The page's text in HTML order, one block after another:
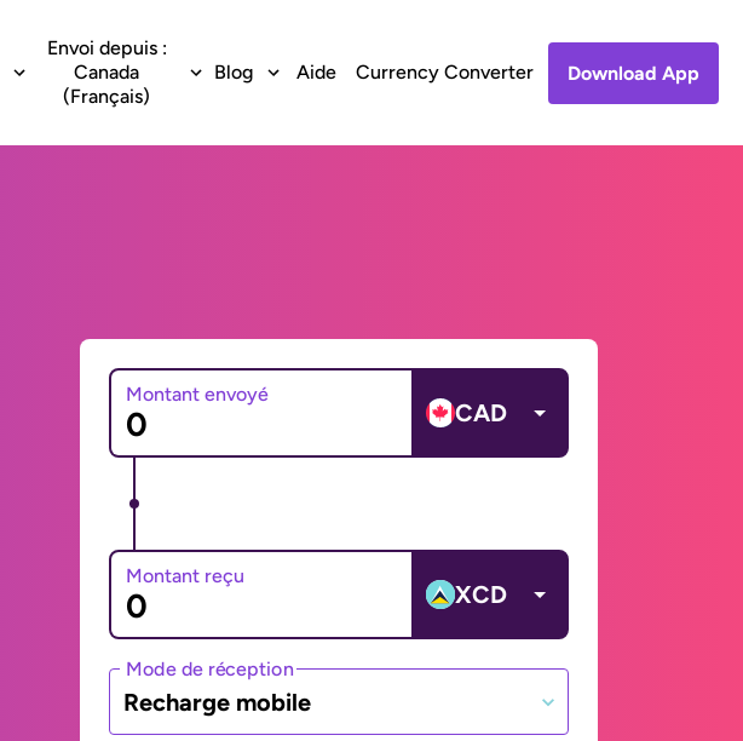
Envoi depuis :
Canada
(Français)
Blog Aide Currency Converter Download App
Montant envoyé
CAD
Montant reçu
XCD
Mode de réception
Recharge mobile